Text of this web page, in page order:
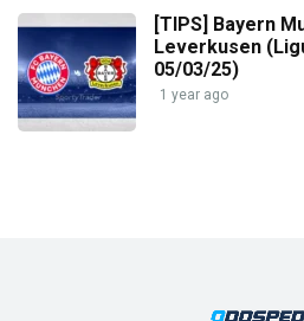
[TIPS] Bayern
Leverkusen
05/03/25)
1 year ago